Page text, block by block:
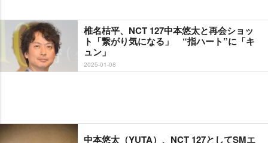
椎名桔平、NCT 127中本悠太と再会ショッ
ト「繋がり気になる」 “指ハート”に「キ
ュン」
2025-01-08
中本悠太（YUTA）、NCT 127としてSMエ